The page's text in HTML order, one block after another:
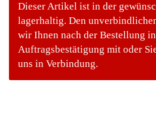
Dieser Artikel ist in der
lagerhaltig. Den
wir Ihnen nach der Bestellung
Auftragsbestätigung mit oder
uns in Verbindung.